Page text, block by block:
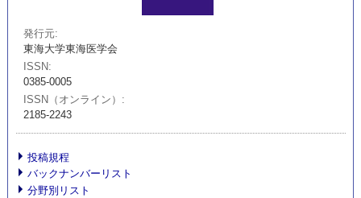
発行元
東海大学東海医学会
ISSN
0385-0005
ISSN（オンライン）
2185-2243
投稿規程
バックナンバーリスト
分野別リスト